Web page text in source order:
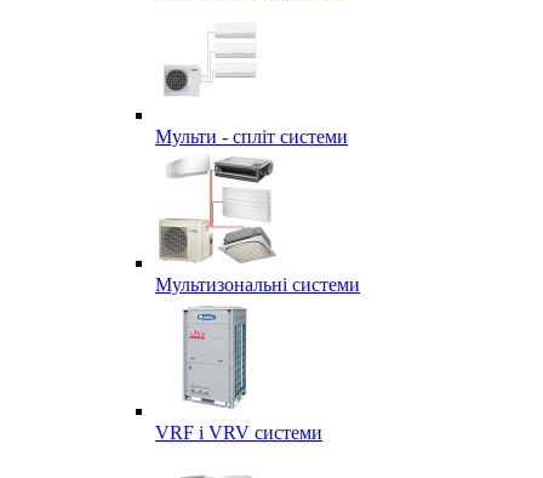
Мульти - спліт системи
Мультизональні системи
VRF і VRV системи